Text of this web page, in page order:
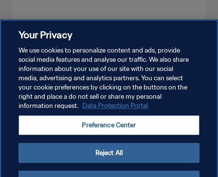
DATENSCHUTZ
NUTZUNGSBEDINGUNGEN
COOKIE-EINSTELLUNGEN VERWALTEN
Copyright © 1994 - 2026 FIFA. Alle Rechte vorbehalten.
Your Privacy
We use cookies to personalize content and ads, provide
social media features and analyse our traffic. We also share
information about your use of our site with our social
media, advertising and analytics partners. You can select
your cookie preferences by clicking on the buttons on the
right and place a do not sell or share my personal
information request. Data Protection Portal
Preference Center
Reject All